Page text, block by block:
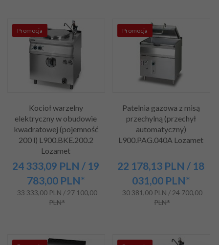
Promocja
Kocioł warzelny
elektryczny w obudowie
kwadratowej (pojemność
200 l) L900.BKE.200.2
Lozamet
24 333,09 PLN / 19
783,00 PLN*
33 333,00 PLN / 27 100,00
PLN*
Promocja
Patelnia gazowa z misą
przechylną (przechył
automatyczny)
L900.PAG.040A Lozamet
22 178,13 PLN / 18
031,00 PLN*
30 381,00 PLN / 24 700,00
PLN*